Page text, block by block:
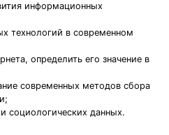
информационных
технологий в современном
определить его значение в
современных методов сбора
социологических данных.